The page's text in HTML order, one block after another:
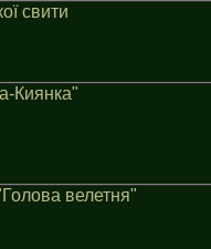
свити
Киянка"
велетня"